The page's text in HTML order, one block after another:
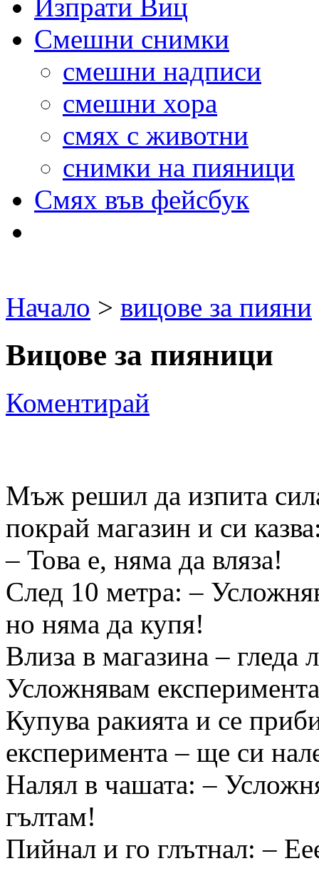
Изпрати Виц
Смешни снимки
смешни надписи
смешни хора
смях с животни
снимки на пияници
Смях във фейсбук
Начало > вицове за пияни
Вицове за пияници
Коментирай
Мъж решил да изпита
покрай магазин и си
– Това е, няма да вляза!
След 10 метра: –
но няма да купя!
Влиза в магазина –
Усложнявам
Купува ракията и се
експеримента – ще си
Налял в чашата: –
гълтам!
Пийнал и го глътнал: –